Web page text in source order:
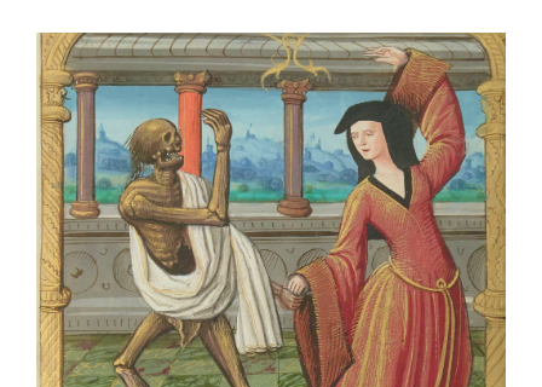
CONTATTI
Cerca
per: